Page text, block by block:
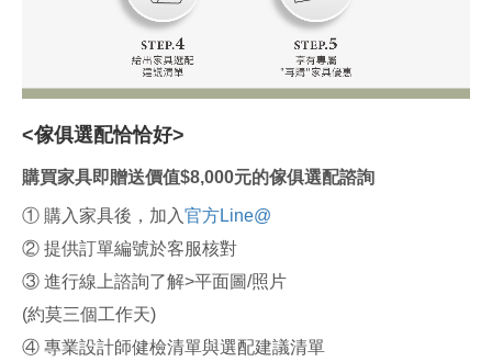
<傢俱選配恰恰好>
購買家具即贈送價值$8,000元的傢俱選配諮詢
① 購入家具後，加入官方Line@
② 提供訂單編號於客服核對
③ 進行線上諮詢了解>平面圖/照片
(約莫三個工作天)
④ 專業設計師健檢清單與選配建議清單